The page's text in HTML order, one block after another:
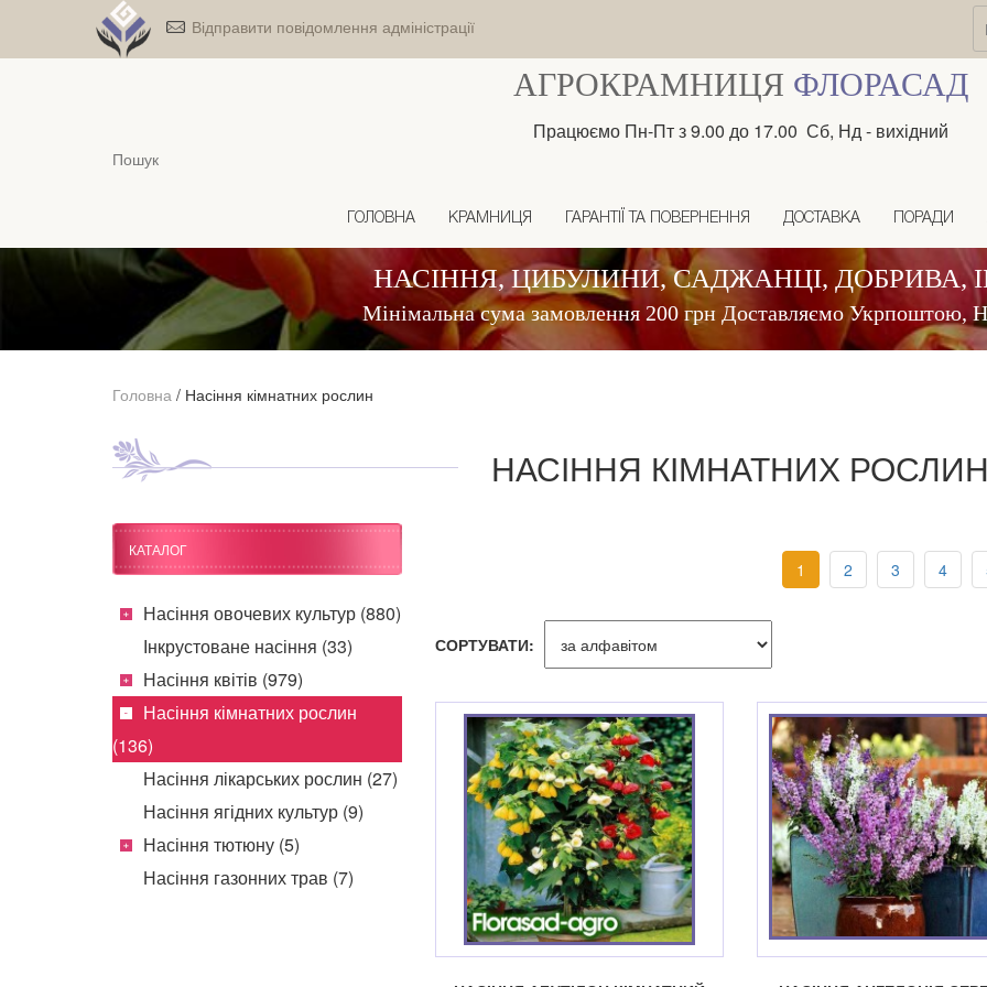
Відправити повідомлення адміністрації
АГРОКРАМНИЦЯ ФЛОРАСАД
Працюємо Пн-Пт з 9.00 до 17.00 Сб, Нд - вихідний
ГОЛОВНА КРАМНИЦЯ ГАРАНТІЇ ТА ПОВЕРНЕННЯ ДОСТАВКА ПОРАДИ
НАСІННЯ, ЦИБУЛИНИ, САДЖАНЦІ, ДОБРИВА,
Мінімальна сума замовлення 200 грн Доставляємо
Головна / Насіння кімнатних рослин
НАСІННЯ КІМНАТНИХ
КАТАЛОГ
Насіння овочевих культур (880)
Інкрустоване насіння (33)
Насіння квітів (979)
Насіння кімнатних рослин
(136)
Насіння лікарських рослин (27)
Насіння ягідних культур (9)
Насіння тютюну (5)
Насіння газонних трав (7)
1 2 3 4
СОРТУВАТИ: